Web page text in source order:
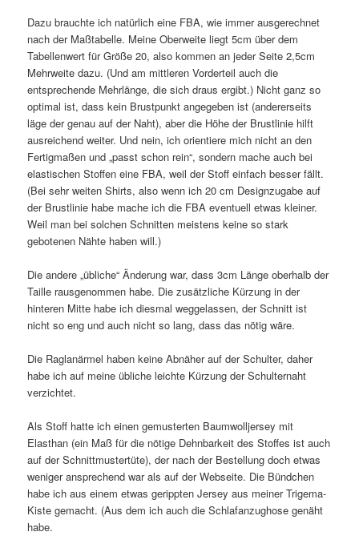
Dazu brauchte ich natürlich eine FBA, wie immer ausgerechnet
nach der Maßtabelle. Meine Oberweite liegt 5cm über dem
Tabellenwert für Größe 20, also kommen an jeder Seite 2,5cm
Mehrweite dazu. (Und am mittleren Vorderteil auch die
entsprechende Mehrlänge, die sich draus ergibt.) Nicht ganz so
optimal ist, dass kein Brustpunkt angegeben ist (andererseits
läge der genau auf der Naht), aber die Höhe der Brustlinie hilft
ausreichend weiter. Und nein, ich orientiere mich nicht an den
Fertigmaßen und „passt schon rein“, sondern mache auch bei
elastischen Stoffen eine FBA, weil der Stoff einfach besser fällt.
(Bei sehr weiten Shirts, also wenn ich 20 cm Designzugabe auf
der Brustlinie habe mache ich die FBA eventuell etwas kleiner.
Weil man bei solchen Schnitten meistens keine so stark
gebotenen Nähte haben will.)
Die andere „übliche“ Änderung war, dass 3cm Länge oberhalb der
Taille rausgenommen habe. Die zusätzliche Kürzung in der
hinteren Mitte habe ich diesmal weggelassen, der Schnitt ist
nicht so eng und auch nicht so lang, dass das nötig wäre.
Die Raglanärmel haben keine Abnäher auf der Schulter, daher
habe ich auf meine übliche leichte Kürzung der Schulternaht
verzichtet.
Als Stoff hatte ich einen gemusterten Baumwolljersey mit
Elasthan (ein Maß für die nötige Dehnbarkeit des Stoffes ist auch
auf der Schnittmustertüte), der nach der Bestellung doch etwas
weniger ansprechend war als auf der Webseite. Die Bündchen
habe ich aus einem etwas gerippten Jersey aus meiner Trigema-
Kiste gemacht. (Aus dem ich auch die Schlafanzughose genäht
habe.